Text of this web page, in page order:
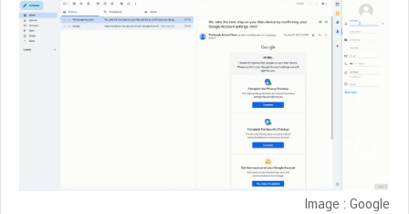
Image : Google